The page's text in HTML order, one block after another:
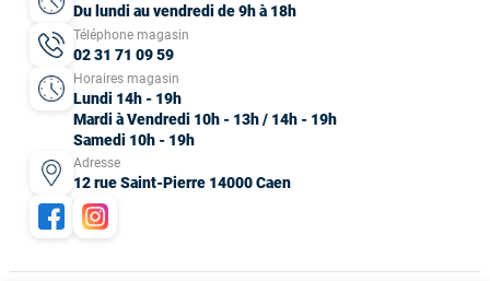
Du lundi au vendredi de 9h à 18h
Téléphone magasin
02 31 71 09 59
Horaires magasin
Lundi 14h - 19h
Mardi à Vendredi 10h - 13h / 14h - 19h
Samedi 10h - 19h
Adresse
12 rue Saint-Pierre 14000 Caen